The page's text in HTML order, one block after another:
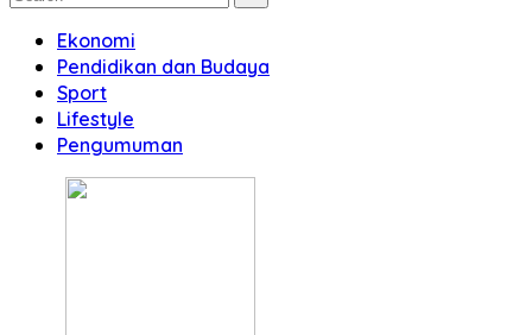
Ekonomi
Pendidikan dan Budaya
Sport
Lifestyle
Pengumuman